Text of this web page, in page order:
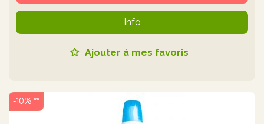
Info
Ajouter à mes favoris
-10% **